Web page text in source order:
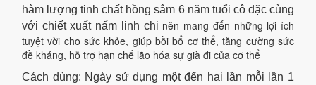
hàm lượng tinh chất hồng sâm 6 năm tuổi cô đặc cùng
với chiết xuất nấm linh chi nên mang đến những lợi ích
tuyệt vời cho sức khỏe, giúp bồi bổ cơ thể, tăng cường sức
đề kháng, hỗ trợ hạn chế lão hóa sự già đi của cơ thể
Cách dùng: Ngày sử dụng một đến hai lần mỗi lần 1